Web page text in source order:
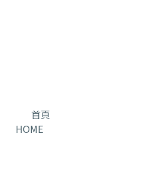
首頁
HOME